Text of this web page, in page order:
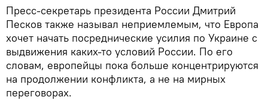
Пресс-секретарь президента России Дмитрий
Песков также называл неприемлемым, что Европа
хочет начать посреднические усилия по Украине с
выдвижения каких-то условий России. По его
словам, европейцы пока больше концентрируются
на продолжении конфликта, а не на мирных
переговорах.